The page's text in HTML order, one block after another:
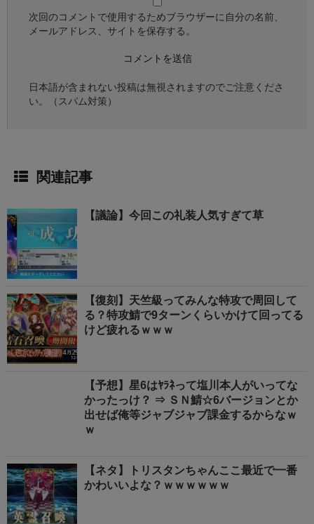
次回のコメントで使用するためブラウザーに自分の名前、
メールアドレス、サイトを保存する。
日本語が含まれない投稿は無視されますのでご注意くださ
い。（スパム対策）
関連記事
【議論】今回この礼装人気すぎて草
【復刻】天竺級ってみんな特攻で周回して
る？特攻鯖で9ターンくらいかけて回ってる
けど疲れるｗｗｗ
【予想】星6はﾔﾗﾈって塩川本人がいってな
かったっけ？ ⇒ ＳＮ鯖☆6バージョンとか
出せば俺等ジャブジャブ課金するからなｗ
ｗ
【ネタ】トリスタンちゃんここ最近で一番
かわいいよな？ｗｗｗｗｗｗ